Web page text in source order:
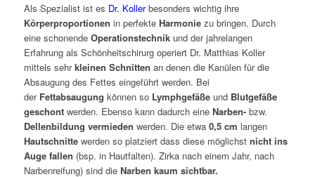
Als Spezialist ist es Dr. Kollerbesonders wichtig ihre
Körperproportionen in perfekte Harmoniezu bringen. Durch
eine schonende Operationstechnikund der jahrelangen
Erfahrung als Schönheitschirurg operiert Dr. Matthias Koller
mittels sehrkleinen Schnitten an denen die Kanülen für die
Absaugung des Fettes eingeführt werden. Bei
der Fettabsaugung können so Lymphgefäßeund Blutgefäße
geschontwerden. Ebenso kann dadurch eine Narben-bzw.
Dellenbildung vermieden werden. Die etwa 0,5 cm langen
Hautschnittewerden so platziert dass diese möglichst nicht ins
Auge fallen (bsp. in Hautfalten). Zirka nach einem Jahr, nach
Narbenreifung) sind die Narben kaum sichtbar.